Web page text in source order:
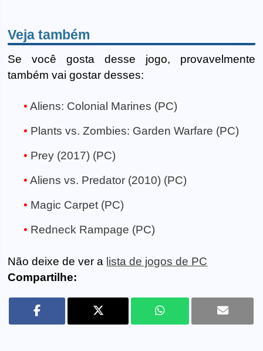
Veja também
Se você gosta desse jogo, provavelmente
também vai gostar desses:
Aliens: Colonial Marines (PC)
Plants vs. Zombies: Garden Warfare (PC)
Prey (2017) (PC)
Aliens vs. Predator (2010) (PC)
Magic Carpet (PC)
Redneck Rampage (PC)
Não deixe de ver a lista de jogos de PC
Compartilhe: